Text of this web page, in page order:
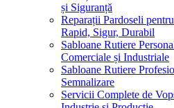
și Siguranță
Reparații Pardoseli
Rapid, Sigur, Durabil
Sabloane Rutiere
Comerciale și Industriale
Sabloane Rutiere
Semnalizare
Servicii Complete de